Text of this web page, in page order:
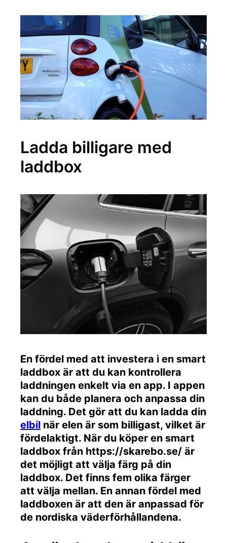
Ladda billigare med
laddbox
En fördel med att investera i en smart
laddbox är att du kan kontrollera
laddningen enkelt via en app. I appen
kan du både planera och anpassa din
laddning. Det gör att du kan ladda din
elbil när elen är som billigast, vilket är
fördelaktigt. När du köper en smart
laddbox från https://skarebo.se/ är
det möjligt att välja färg på din
laddbox. Det finns fem olika färger
att välja mellan. En annan fördel med
laddboxen är att den är anpassad för
de nordiska väderförhållandena.